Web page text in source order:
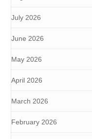
July 2026
June 2026
May 2026
April 2026
March 2026
February 2026